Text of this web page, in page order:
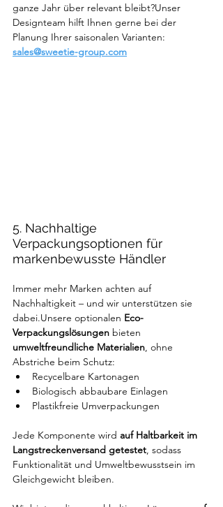
ganze Jahr über relevant bleibt?Unser
Designteam hilft Ihnen gerne bei der
Planung Ihrer saisonalen Varianten:
sales@sweetie-group.com
5. Nachhaltige
Verpackungsoptionen für
markenbewusste Händler
Immer mehr Marken achten auf
Nachhaltigkeit – und wir unterstützen sie
dabei.Unsere optionalen Eco-
Verpackungslösungen bieten
umweltfreundliche Materialien, ohne
Abstriche beim Schutz:
Recycelbare Kartonagen
Biologisch abbaubare Einlagen
Plastikfreie Umverpackungen
Jede Komponente wird auf Haltbarkeit im
Langstreckenversand getestet, sodass
Funktionalität und Umweltbewusstsein im
Gleichgewicht bleiben.